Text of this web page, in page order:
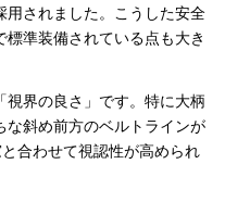
用されました。こうした安全
準装備されている点も大き
界の良さ」です。特に大柄
な斜め前方のベルトラインが
合わせて視認性が高められ